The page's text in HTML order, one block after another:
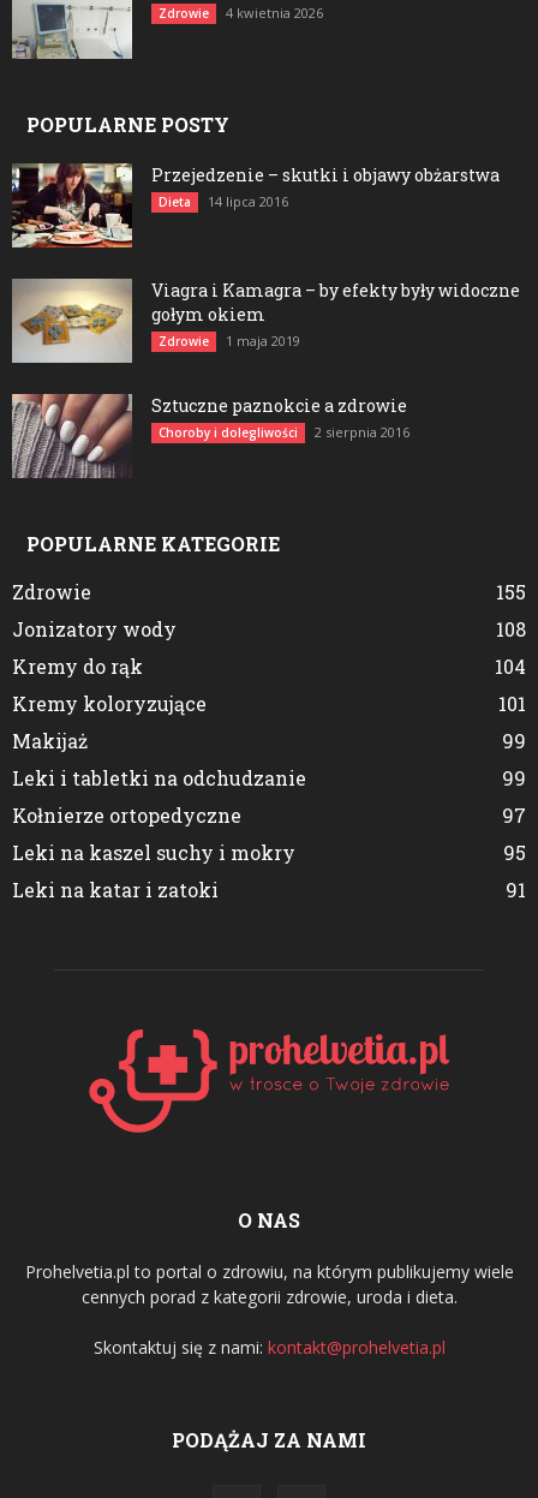
Zdrowie 4 kwietnia 2026
POPULARNE POSTY
Przejedzenie – skutki i objawy obżarstwa
Dieta 14 lipca 2016
Viagra i Kamagra – by efekty były widoczne
gołym okiem
Zdrowie 1 maja 2019
Sztuczne paznokcie a zdrowie
Choroby i dolegliwości 2 sierpnia 2016
POPULARNE KATEGORIE
Zdrowie
155
Jonizatory wody
108
Kremy do rąk
104
Kremy koloryzujące
101
Makijaż
99
Leki i tabletki na odchudzanie
99
Kołnierze ortopedyczne
97
Leki na kaszel suchy i mokry
95
Leki na katar i zatoki
91
O NAS
Prohelvetia.pl to portal o zdrowiu, na którym publikujemy wiele
cennych porad z kategorii zdrowie, uroda i dieta.
Skontaktuj się z nami: kontakt@prohelvetia.pl
PODĄŻAJ ZA NAMI